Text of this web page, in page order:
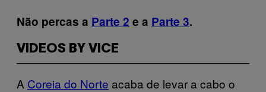
Não percas a Parte 2 e a Parte 3.
VIDEOS BY VICE
A Coreia do Norte acaba de levar a cabo o